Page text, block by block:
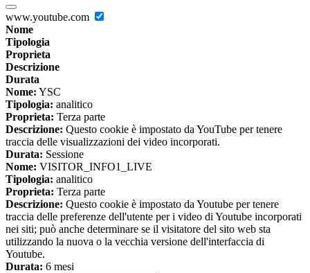
www.youtube.com
Nome
Tipologia
Proprieta
Descrizione
Durata
Nome: YSC
Tipologia: analitico
Proprieta: Terza parte
Descrizione: Questo cookie è impostato da YouTube per tenere
traccia delle visualizzazioni dei video incorporati.
Durata: Sessione
Nome: VISITOR_INFO1_LIVE
Tipologia: analitico
Proprieta: Terza parte
Descrizione: Questo cookie è impostato da Youtube per tenere
traccia delle preferenze dell'utente per i video di Youtube incorporati
nei siti; può anche determinare se il visitatore del sito web sta
utilizzando la nuova o la vecchia versione dell'interfaccia di
Youtube.
Durata: 6 mesi